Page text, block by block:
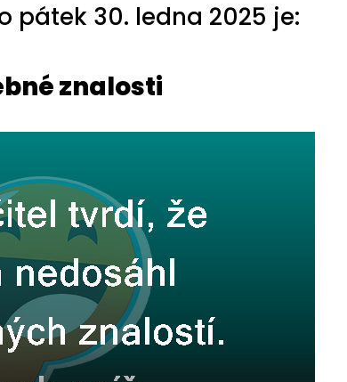
pátek 30. ledna 2025 je:
znalosti